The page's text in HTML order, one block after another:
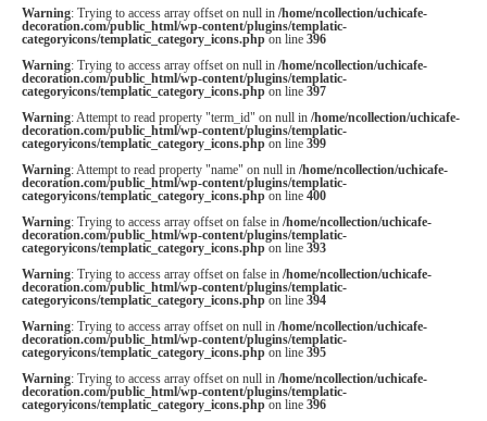
Warning: Trying to access array offset on null in /home/ncollection/uchicafe-
decoration.com/public_html/wp-content/plugins/templatic-
categoryicons/templatic_category_icons.phpon line 396
Warning: Trying to access array offset on null in /home/ncollection/uchicafe-
decoration.com/public_html/wp-content/plugins/templatic-
categoryicons/templatic_category_icons.phpon line 397
Warning: Attempt to read property "term_id" on null in /home/ncollection/uchicafe-
decoration.com/public_html/wp-content/plugins/templatic-
categoryicons/templatic_category_icons.phpon line 399
Warning: Attempt to read property "name" on null in /home/ncollection/uchicafe-
decoration.com/public_html/wp-content/plugins/templatic-
categoryicons/templatic_category_icons.phpon line 400
Warning: Trying to access array offset on false in /home/ncollection/uchicafe-
decoration.com/public_html/wp-content/plugins/templatic-
categoryicons/templatic_category_icons.phpon line 393
Warning: Trying to access array offset on false in /home/ncollection/uchicafe-
decoration.com/public_html/wp-content/plugins/templatic-
categoryicons/templatic_category_icons.phpon line 394
Warning: Trying to access array offset on null in /home/ncollection/uchicafe-
decoration.com/public_html/wp-content/plugins/templatic-
categoryicons/templatic_category_icons.phpon line 395
Warning: Trying to access array offset on null in /home/ncollection/uchicafe-
decoration.com/public_html/wp-content/plugins/templatic-
categoryicons/templatic_category_icons.phpon line 396